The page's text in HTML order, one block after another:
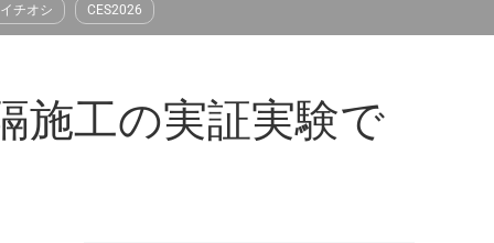
イチオシ CES2026
施工の実証実験で